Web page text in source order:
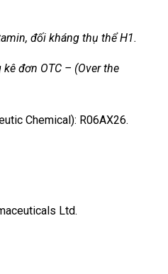
đối kháng thụ thể H1.
đơn OTC – (Over the
Chemical): R06AX26.
Ltd.